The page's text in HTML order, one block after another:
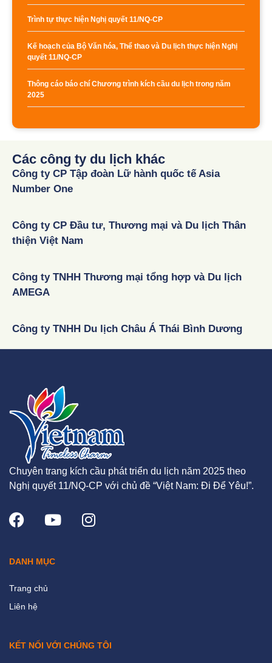
Trình tự thực hiện Nghị quyết 11/NQ-CP
Kế hoạch của Bộ Văn hóa, Thể thao và Du lịch thực hiện Nghị
quyết 11/NQ-CP
Thông cáo báo chí Chương trình kích cầu du lịch trong năm
2025
Các công ty du lịch khác
Công ty CP Tập đoàn Lữ hành quốc tế Asia
Number One
Công ty CP Đầu tư, Thương mại và Du lịch Thân
thiện Việt Nam
Công ty TNHH Thương mại tổng hợp và Du lịch
AMEGA
Công ty TNHH Du lịch Châu Á Thái Bình Dương
Chuyên trang kích cầu phát triển du lịch năm 2025 theo
Nghị quyết 11/NQ-CP với chủ đề “Việt Nam: Đi Để Yêu!”.
DANH MỤC
Trang chủ
Liên hệ
KẾT NỐI VỚI CHÚNG TÔI